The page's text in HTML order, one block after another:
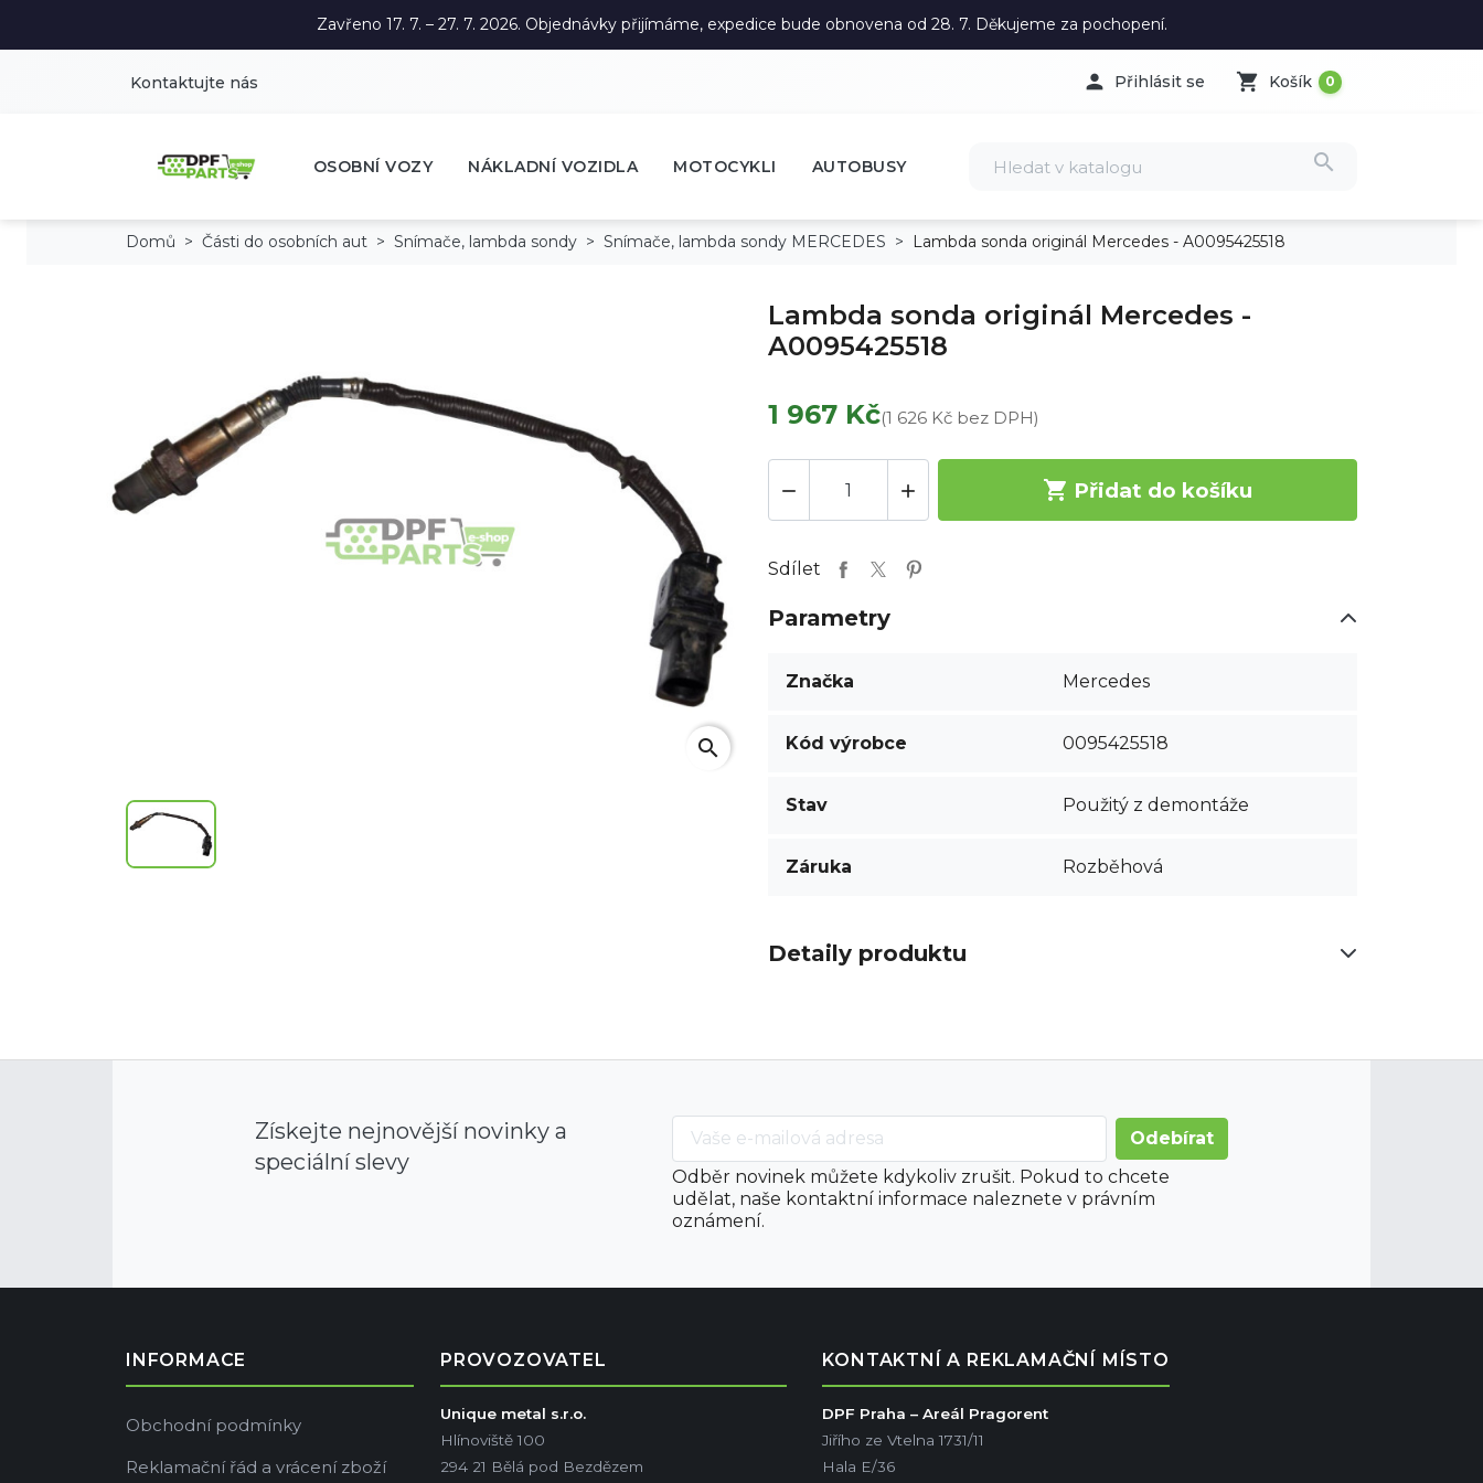
Zavřeno 17. 7. – 27. 7. 2026. Objednávky přijímáme, expedice bude obnovena od 28. 7. Děkujeme za pochopení.
Kontaktujte nás  Přihlásit se shopping_cart Košík 0
OSOBNÍ VOZY NÁKLADNÍ VOZIDLA MOTOCYKLI AUTOBUSY search
Domů Části do osobních aut Snímače, lambda sondy Snímače, lambda sondy MERCEDES Lambda sonda originál Mercedes - A0095425518
search
Lambda sonda originál Mercedes -
A0095425518
1 967 Kč(1 626 Kč bez DPH)
   Přidat do košíku
Sdílet
Parametry
Značka Mercedes
Kód výrobce 0095425518
Stav Použitý z demontáže
Záruka Rozběhová
Detaily produktu
Získejte nejnovější novinky a
speciální slevy
Odběr novinek můžete kdykoliv zrušit. Pokud to chcete
udělat, naše kontaktní informace naleznete v právním
oznámení.
INFORMACE
Obchodní podmínky
Reklamační řád a vrácení zboží
PROVOZOVATEL
Unique metal s.r.o.
Hlínoviště 100
294 21 Bělá pod Bezdězem
KONTAKTNÍ A REKLAMAČNÍ MÍSTO
DPF Praha – Areál Pragorent
Jiřího ze Vtelna 1731/11
Hala E/36